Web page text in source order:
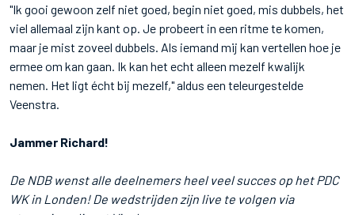
"Ik gooi gewoon zelf niet goed, begin niet goed, mis dubbels, het
viel allemaal zijn kant op. Je probeert in een ritme te komen,
maar je mist zoveel dubbels. Als iemand mij kan vertellen hoe je
ermee om kan gaan. Ik kan het echt alleen mezelf kwalijk
nemen. Het ligt écht bij mezelf," aldus een teleurgestelde
Veenstra.
Jammer Richard!
De NDB wenst alle deelnemers heel veel succes op het PDC
WK in Londen! De wedstrijden zijn live te volgen via